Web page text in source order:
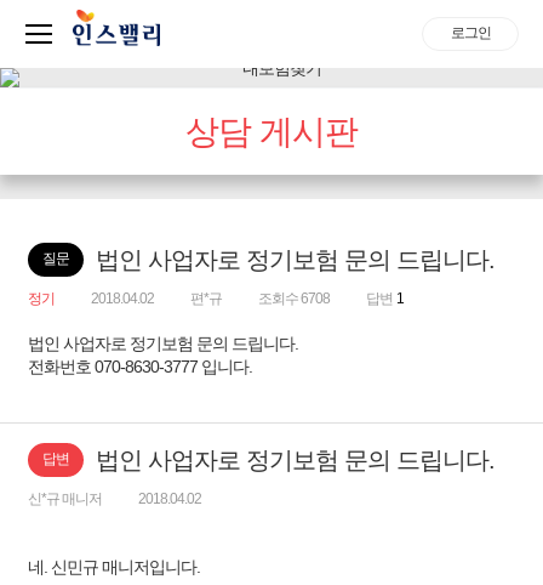
로그인
상담 게시판
질문 법인 사업자로 정기보험 문의 드립니다.
정기 2018.04.02 편*규 조회수 6708 답변 1
법인 사업자로 정기보험 문의 드립니다.
전화번호 070-8630-3777 입니다.
답변 법인 사업자로 정기보험 문의 드립니다.
신*규 매니저 2018.04.02
네. 신민규 매니저입니다.